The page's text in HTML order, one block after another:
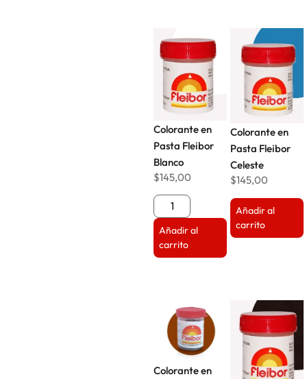
Colorante en
Pasta Fleibor
Blanco
$145,00
Añadir al
carrito
Colorante en
Pasta Fleibor
Celeste
$145,00
Añadir al
carrito
Colorante en